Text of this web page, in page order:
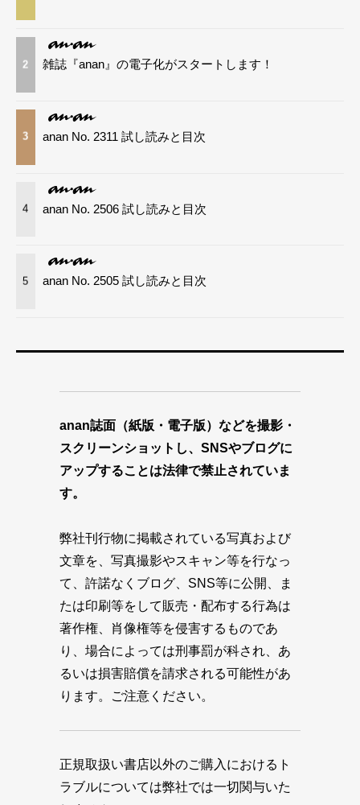
2 雑誌『anan』の電子化がスタートします！
3 anan No. 2311 試し読みと目次
4 anan No. 2506 試し読みと目次
5 anan No. 2505 試し読みと目次
anan誌面（紙版・電子版）などを撮影・
スクリーンショットし、SNSやブログに
アップすることは法律で禁止されていま
す。
弊社刊行物に掲載されている写真および
文章を、写真撮影やスキャン等を行なっ
て、許諾なくブログ、SNS等に公開、ま
たは印刷等をして販売・配布する行為は
著作権、肖像権等を侵害するものであ
り、場合によっては刑事罰が科され、あ
るいは損害賠償を請求される可能性があ
ります。ご注意ください。
正規取扱い書店以外のご購入におけるト
ラブルについては弊社では一切関与いた